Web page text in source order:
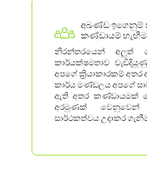
අඛණ්ඩ ඉගෙනුම්
කණ්ඩායම් හැඟීම
නිරන්තරයෙන් අලුත්
කාර්යක්ෂමතාව
අපගේ ක්‍රියාකාරකම් අතර
කාර්ය මණ්ඩලය අපගේ
ඇති අතර කණ්ඩායමක්
අරමුණක් වෙනුවෙන්
සාර්ථකත්වය උදාකර